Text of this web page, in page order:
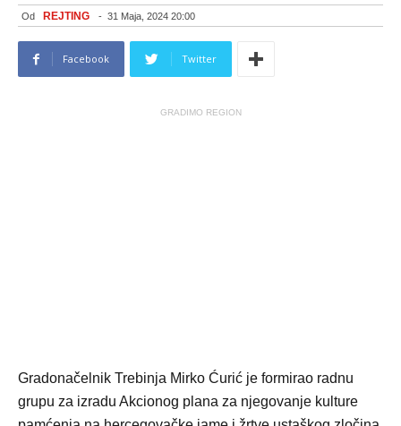
Od REJTING - 31 Maja, 2024 20:00
Facebook Twitter
GRADIMO REGION
Gradonačelnik Trebinja Mirko Ćurić je formirao radnu
grupu za izradu Akcionog plana za njegovanje kulture